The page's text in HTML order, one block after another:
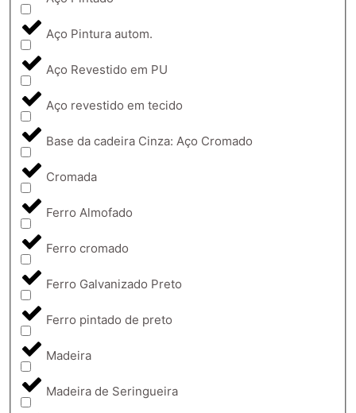
Aço Pintura autom.
Aço Revestido em PU
Aço revestido em tecido
Base da cadeira Cinza: Aço Cromado
Cromada
Ferro Almofado
Ferro cromado
Ferro Galvanizado Preto
Ferro pintado de preto
Madeira
Madeira de Seringueira